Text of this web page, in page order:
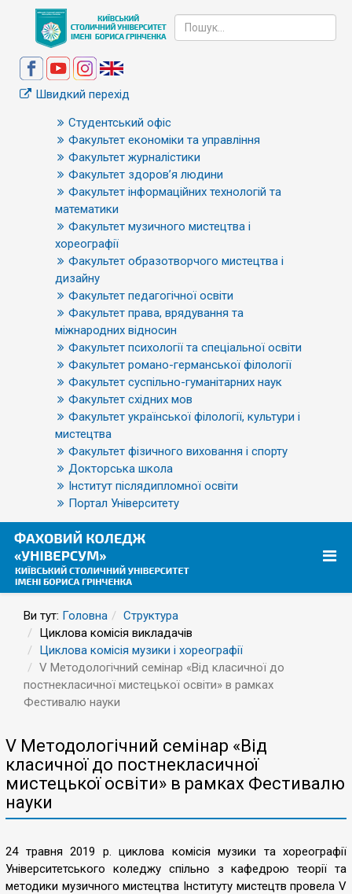
Швидкий перехід
Студентський офіс
Факультет економіки та управління
Факультет журналістики
Факультет здоров’я людини
Факультет інформаційних технологій та
математики
Факультет музичного мистецтва і
хореографії
Факультет образотворчого мистецтва і
дизайну
Факультет педагогічної освіти
Факультет права, врядування та
міжнародних відносин
Факультет психології та спеціальної освіти
Факультет романо-германської філології
Факультет суспільно-гуманітарних наук
Факультет східних мов
Факультет української філології, культури і
мистецтва
Факультет фізичного виховання і спорту
Докторська школа
Інститут післядипломної освіти
Портал Університету
Ви тут: Головна
Структура
Циклова комісія викладачів
Циклова комісія музики і хореографії
V Методологічний семінар «Від класичної до
постнекласичної мистецької освіти» в рамках
Фестивалю науки
V Методологічний семінар «Від
класичної до постнекласичної
мистецької освіти» в рамках Фестивалю
науки
24 травня 2019 р. циклова комісія музики та хореографії
Університетського коледжу спільно з кафедрою теорії та
методики музичного мистецтва Інституту мистецтв провела V